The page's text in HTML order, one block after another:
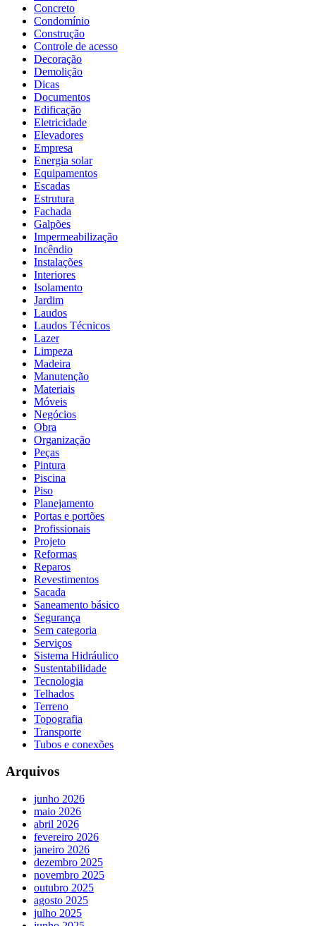
Concreto
Condomínio
Construção
Controle de acesso
Decoração
Demolição
Dicas
Documentos
Edificação
Eletricidade
Elevadores
Empresa
Energia solar
Equipamentos
Escadas
Estrutura
Fachada
Galpões
Impermeabilização
Incêndio
Instalações
Interiores
Isolamento
Jardim
Laudos
Laudos Técnicos
Lazer
Limpeza
Madeira
Manutenção
Materiais
Móveis
Negócios
Obra
Organização
Peças
Pintura
Piscina
Piso
Planejamento
Portas e portões
Profissionais
Projeto
Reformas
Reparos
Revestimentos
Sacada
Saneamento básico
Segurança
Sem categoria
Serviços
Sistema Hidráulico
Sustentabilidade
Tecnologia
Telhados
Terreno
Topografia
Transporte
Tubos e conexões
Arquivos
junho 2026
maio 2026
abril 2026
fevereiro 2026
janeiro 2026
dezembro 2025
novembro 2025
outubro 2025
agosto 2025
julho 2025